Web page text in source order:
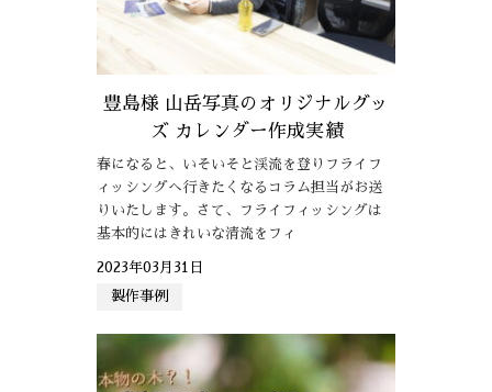
豊島様 山岳写真のオリジナルグッ
ズ カレンダー作成実績
春になると、いそいそと渓流を登りフライフ
ィッシングへ行きたくなるコラム担当がお送
りいたします。さて、フライフィッシングは
基本的にはきれいな清流をフィ
2023年03月31日
製作事例